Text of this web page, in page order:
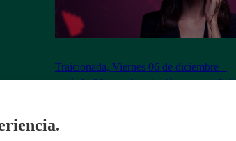
Traicionada, Viernes 06 de diciembre –
capítulo 86 completo (en línea y español)